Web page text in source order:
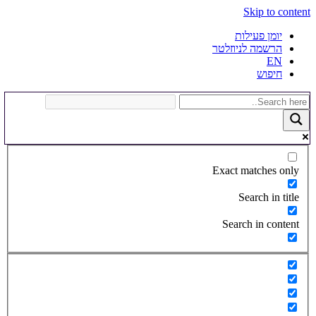
Skip to content
יומן פעילות
הרשמה לניוזלטר
EN
חיפוש
Exact matches only
Search in title
Search in content